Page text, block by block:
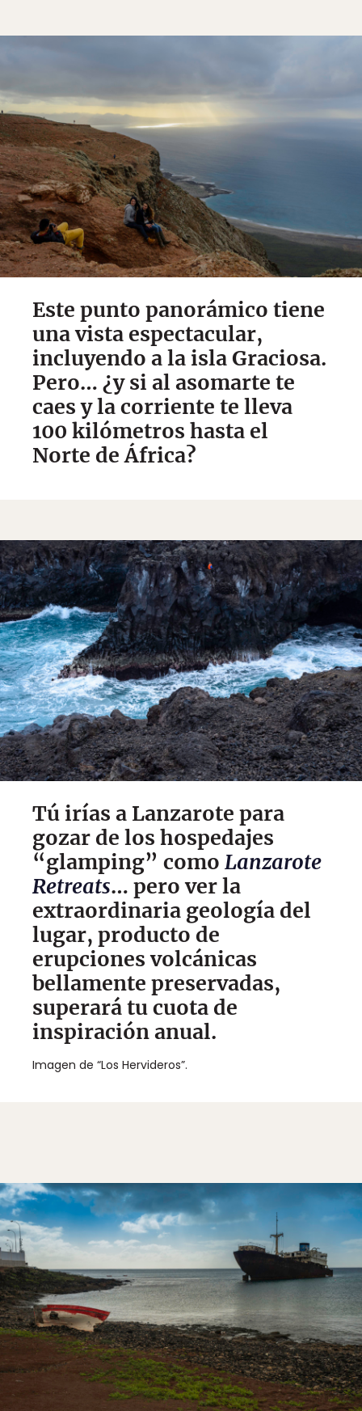
Este punto panorámico tiene
una vista espectacular,
incluyendo a la isla Graciosa.
Pero… ¿y si al asomarte te
caes y la corriente te lleva
100 kilómetros hasta el
Norte de África?
Tú irías a Lanzarote para
gozar de los hospedajes
“glamping” como Lanzarote
Retreats… pero ver la
extraordinaria geología del
lugar, producto de
erupciones volcánicas
bellamente preservadas,
superará tu cuota de
inspiración anual.
Imagen de “Los Hervideros”.